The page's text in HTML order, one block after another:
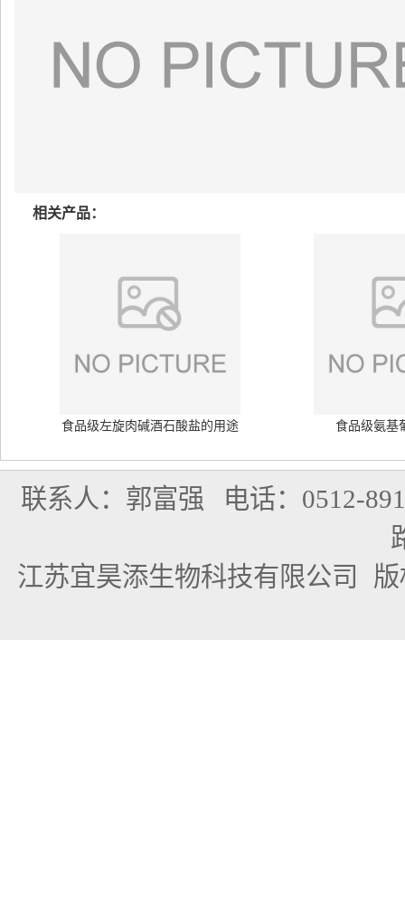
相关产品：
食品级左旋肉碱酒石酸盐的用途 食品级氨基
联系人：郭富强 电话：0512-
江苏宜昊添生物科技有限公司